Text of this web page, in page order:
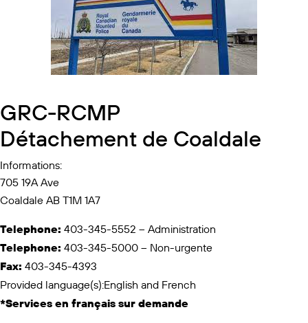
GRC-RCMP
Détachement de Coaldale
Informations:
705 19A Ave
Coaldale AB T1M 1A7
Telephone: 403-345-5552 – Administration
Telephone: 403-345-5000 – Non-urgente
Fax: 403-345-4393
Provided language(s):English and French
*Services en français sur demande